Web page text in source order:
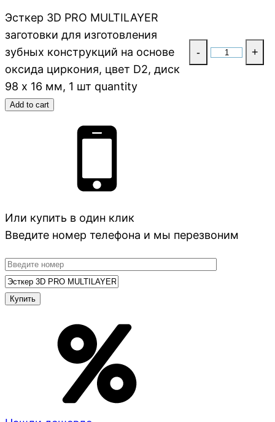
Эсткер 3D PRO MULTILAYER
заготовки для изготовления
зубных конструкций на основе
оксида циркония, цвет D2, диск
98 х 16 мм, 1 шт quantity
- +
Add to cart
Или купить в один клик
Введите номер телефона и мы перезвоним